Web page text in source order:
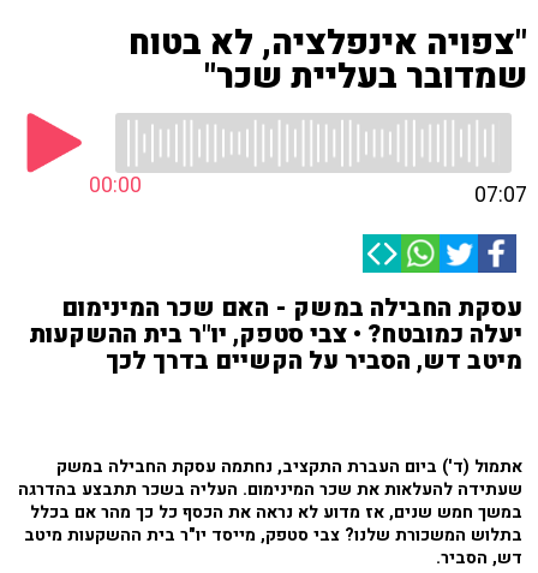
"צפויה אינפלציה, לא בטוח
שמדובר בעליית שכר"
00:00 07:07
עסקת החבילה במשק - האם שכר המינימום
יעלה כמובטח? • צבי סטפק, יו"ר בית ההשקעות
מיטב דש, הסביר על הקשיים בדרך לכך
אתמול (ד') ביום העברת התקציב, נחתמה עסקת החבילה במשק
שעתידה להעלאות את שכר המינימום. העליה בשכר תתבצע בהדרגה
במשך חמש שנים, אז מדוע לא נראה את הכסף כל כך מהר אם בכלל
בתלוש המשכורת שלנו? צבי סטפק, מייסד יו"ר בית ההשקעות מיטב
דש, הסביר.